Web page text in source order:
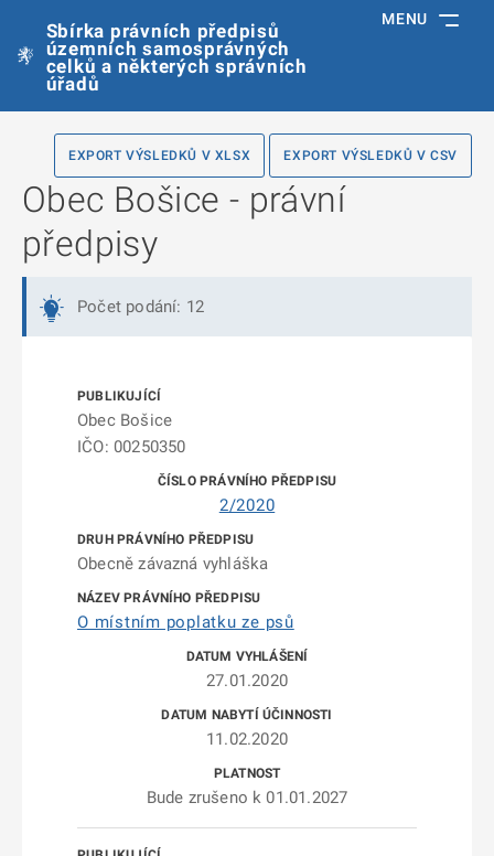
Sbírka právních předpisů
územních samosprávných
celků a některých správních
úřadů
MENU
EXPORT VÝSLEDKŮ V XLSX EXPORT VÝSLEDKŮ V CSV
Obec Bošice - právní
předpisy
Počet podání: 12
Obec Bošice
IČO: 00250350
2/2020
Obecně závazná vyhláška
O místním poplatku ze psů
27.01.2020
11.02.2020
Bude zrušeno k 01.01.2027